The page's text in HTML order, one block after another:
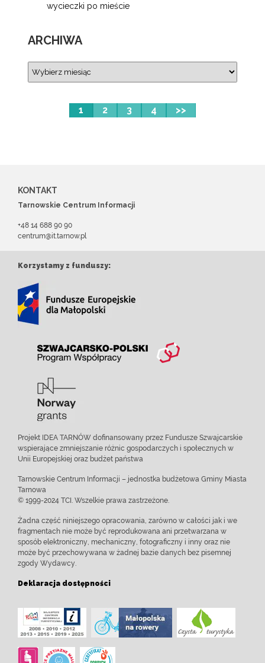
wycieczki po mieście
ARCHIWA
1 2 3 4 >>
KONTAKT
Tarnowskie Centrum Informacji
+48 14 688 90 90
centrum@it.tarnow.pl
Korzystamy z funduszy:
Projekt IDEA TARNÓW dofinansowany przez Fundusze Szwajcarskie
wspierające zmniejszanie różnic gospodarczych i społecznych w
Unii Europejskiej oraz budżet państwa
Tarnowskie Centrum Informacji – jednostka budżetowa Gminy Miasta
Tarnowa
© 1999-2024 TCI. Wszelkie prawa zastrzeżone.
Żadna część niniejszego opracowania, zarówno w całości jak i we
fragmentach nie może być reprodukowana ani przetwarzana w
sposób elektroniczny, mechaniczny, fotograficzny i inny oraz nie
może być przechowywana w żadnej bazie danych bez pisemnej
zgody Wydawcy.
Deklaracja dostępności